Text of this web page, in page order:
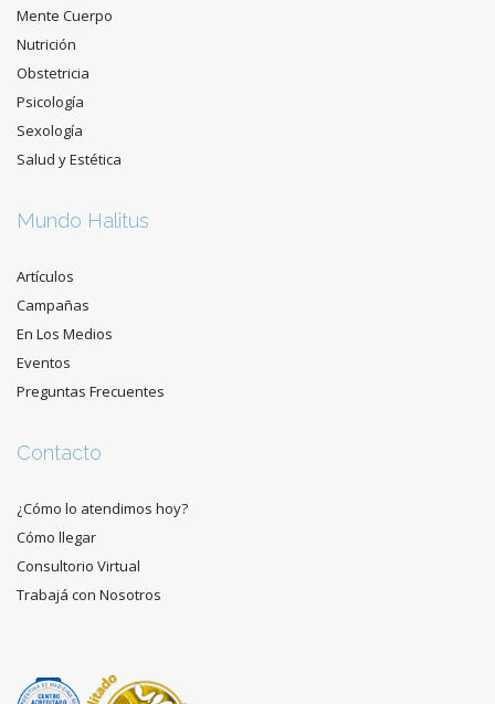
Mente Cuerpo
Nutrición
Obstetricia
Psicología
Sexología
Salud y Estética
Mundo Halitus
Artículos
Campañas
En Los Medios
Eventos
Preguntas Frecuentes
Contacto
¿Cómo lo atendimos hoy?
Cómo llegar
Consultorio Virtual
Trabajá con Nosotros